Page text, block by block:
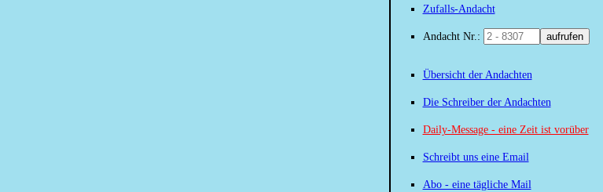
Zufalls-Andacht
Andacht Nr.: aufrufen
Übersicht der Andachten
Die Schreiber der Andachten
Daily-Message - eine Zeit ist vorüber
Schreibt uns eine Email
Abo - eine tägliche Mail